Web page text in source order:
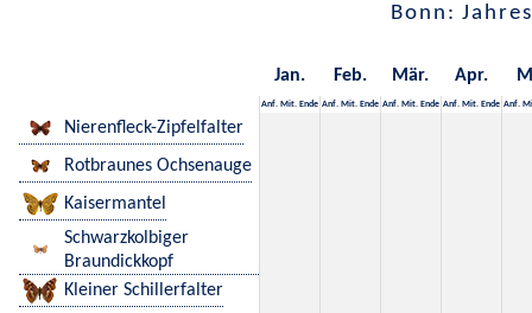
Bonn:
Jan. Feb. Mär. Apr.
Anf. Mit. Ende Anf. Mit. Ende Anf. Mit. Ende Anf. Mit. Ende Anf.
Nierenfleck-Zipfelfalter
Rotbraunes Ochsenauge
Kaisermantel
Schwarzkolbiger
Braundickkopf
Kleiner Schillerfalter